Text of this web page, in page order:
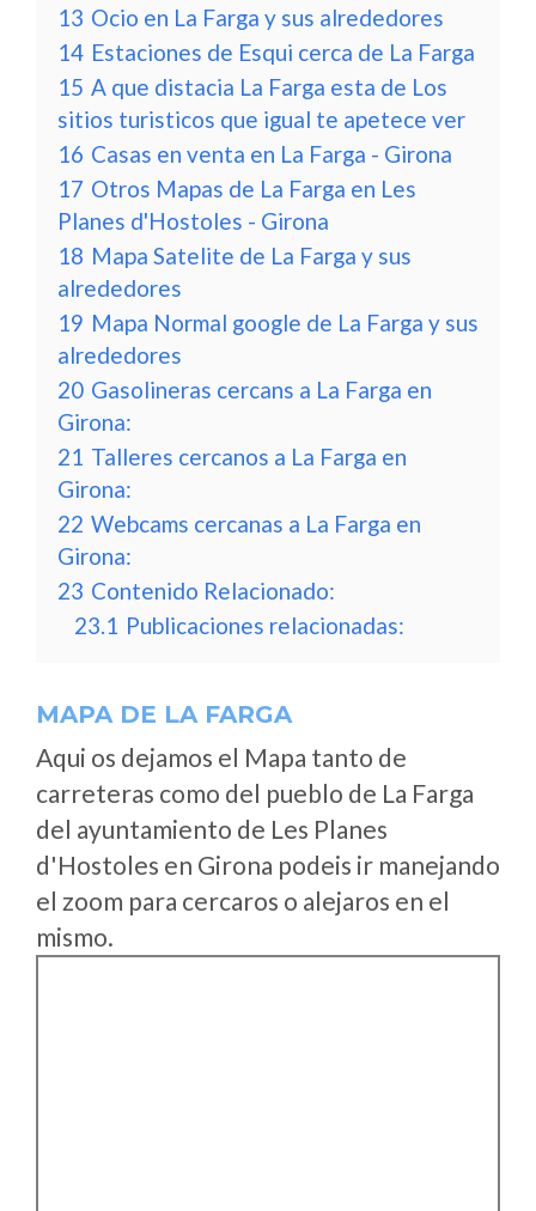
13 Ocio en La Farga y sus alrededores
14 Estaciones de Esqui cerca de La Farga
15 A que distacia La Farga esta de Los
sitios turisticos que igual te apetece ver
16 Casas en venta en La Farga - Girona
17 Otros Mapas de La Farga en Les
Planes d'Hostoles - Girona
18 Mapa Satelite de La Farga y sus
alrededores
19 Mapa Normal google de La Farga y sus
alrededores
20 Gasolineras cercans a La Farga en
Girona:
21 Talleres cercanos a La Farga en
Girona:
22 Webcams cercanas a La Farga en
Girona:
23 Contenido Relacionado:
23.1 Publicaciones relacionadas:
MAPA DE LA FARGA
Aqui os dejamos el Mapa tanto de
carreteras como del pueblo de La Farga
del ayuntamiento de Les Planes
d'Hostoles en Girona podeis ir manejando
el zoom para cercaros o alejaros en el
mismo.